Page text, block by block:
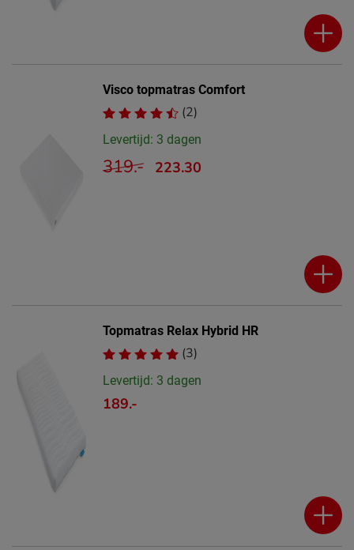
Visco topmatras Comfort
(2)
Levertijd: 3 dagen
319.- 223.30
Topmatras Relax Hybrid HR
(3)
Levertijd: 3 dagen
189.-